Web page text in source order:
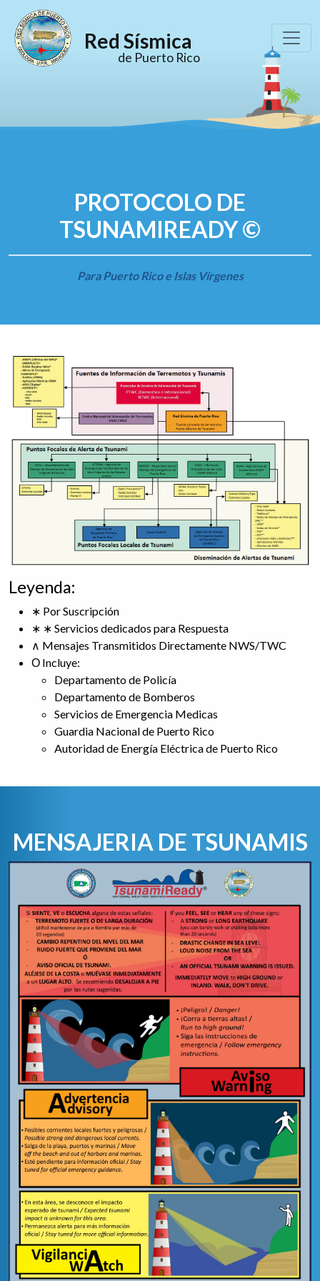
Red Sísmica
de Puerto Rico
PROTOCOLO DE
TSUNAMIREADY ©
Para Puerto Rico e Islas Vírgenes
Leyenda:
∗ Por Suscripción
∗ ∗ Servicios dedicados para Respuesta
∧ Mensajes Transmitidos Directamente NWS/TWC
Ο Incluye:
Departamento de Policía
Departamento de Bomberos
Servicios de Emergencia Medicas
Guardia Nacional de Puerto Rico
Autoridad de Energía Eléctrica de Puerto Rico
MENSAJERIA DE TSUNAMIS